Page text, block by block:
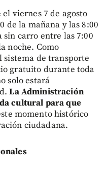
viernes 7 de agosto
de la mañana y las 8:00
sin carro entre las 7:00
noche. Como
de transporte
gratuito durante toda
solo estará
La Administración
cultural para que
momento histórico
ciudadana.